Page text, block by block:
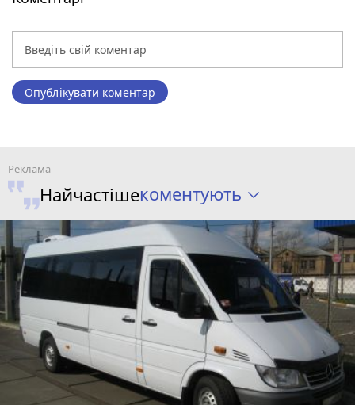
Опублікувати коментар
Найчастішекоментують